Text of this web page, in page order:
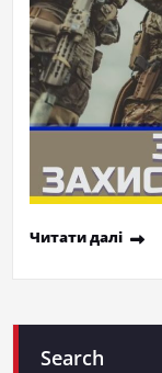
Читати далі
Search